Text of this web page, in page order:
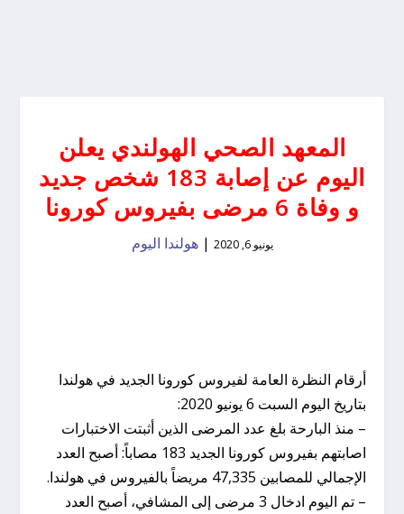
المعهد الصحي الهولندي يعلن
اليوم عن إصابة 183 شخص جديد
و وفاة 6 مرضى بفيروس كورونا
يونيو 6, 2020 |هولندا اليوم
أرقام النظرة العامة لفيروس كورونا الجديد في هولندا
بتاريخ اليوم السبت 6 يونيو 2020:
– منذ البارحة بلغ عدد المرضى الذين أثبتت الاختبارات
اصابتهم بفيروس كورونا الجديد 183 مصاباً: أصبح العدد
الإجمالي للمصابين 47,335 مريضاً بالفيروس في هولندا.
– تم اليوم ادخال 3 مرضى إلى المشافي، أصبح العدد